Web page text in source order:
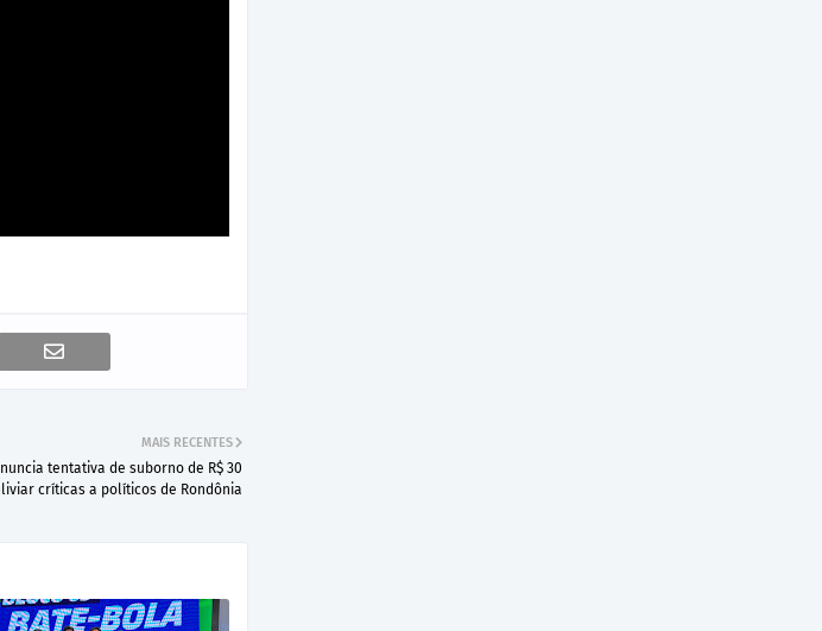
MAIS RECENTES
tentativa de suborno de R$ 30
críticas a políticos de Rondônia